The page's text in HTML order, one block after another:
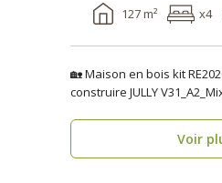
127 m² x4
🏡 Maison en bois kit
construire JULLY V31_A2_Mix1
Voir